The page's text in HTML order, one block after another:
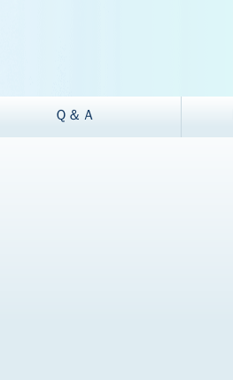
Ｑ＆Ａ